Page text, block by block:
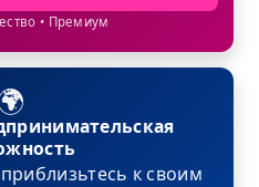
• Премиум
к своим